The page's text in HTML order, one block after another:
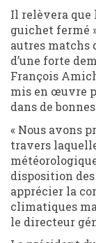
Il relèvera que
guichet fermé
autres matchs
d’une forte
François
mis en œuvre
dans de
« Nous avons
travers
disposition
apprécier la
climatiques
le directeur